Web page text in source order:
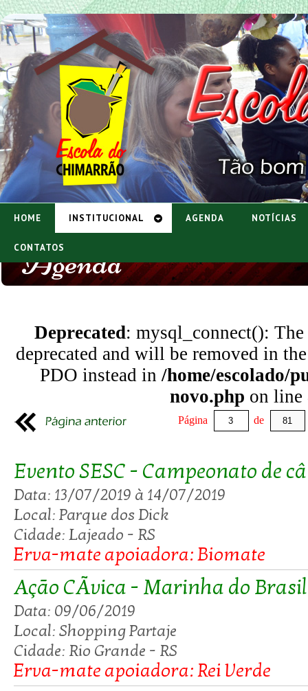
HOME INSTITUCIONAL AGENDA NOTÍCIAS
CONTATOS
Agenda
Deprecated: mysql_connect():
deprecated and will be removed in
PDO instead in/home/escolado/
novo.php on line
Página de
Evento SESC - Campeonato de
Data: 13/07/2019 à 14/07/2019
Local: Parque dos Dick
Cidade: Lajeado - RS
Erva-mate apoiadora: Biomate
Ação CÃ­vica - Marinha do Brasil
Data: 09/06/2019
Local: Shopping Partaje
Cidade: Rio Grande - RS
Erva-mate apoiadora: Rei Verde